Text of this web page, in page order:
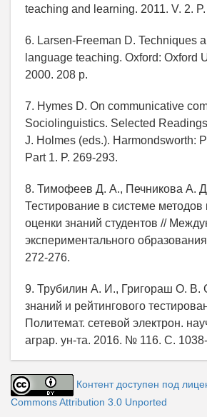
teaching and learning. 2011. V. 2.
6. Larsen-Freeman D. Techniques
language teaching. Oxford: Oxford
2000. 208 p.
7. Hymes D. On communicative
Sociolinguistics. Selected
J. Holmes (eds.). Harmondsworth:
Part 1. P. 269-293.
8. Тимофеев Д. А., Печникова А.
Тестирование в системе методов
оценки знаний студентов //
экспериментального
272-276.
9. Трубилин А. И., Григораш О. В.
знаний и рейтингового
Политемат. сетевой электрон.
аграр. ун-та. 2016. № 116. С.
Контент доступен под
Commons Attribution 3.0 Unported